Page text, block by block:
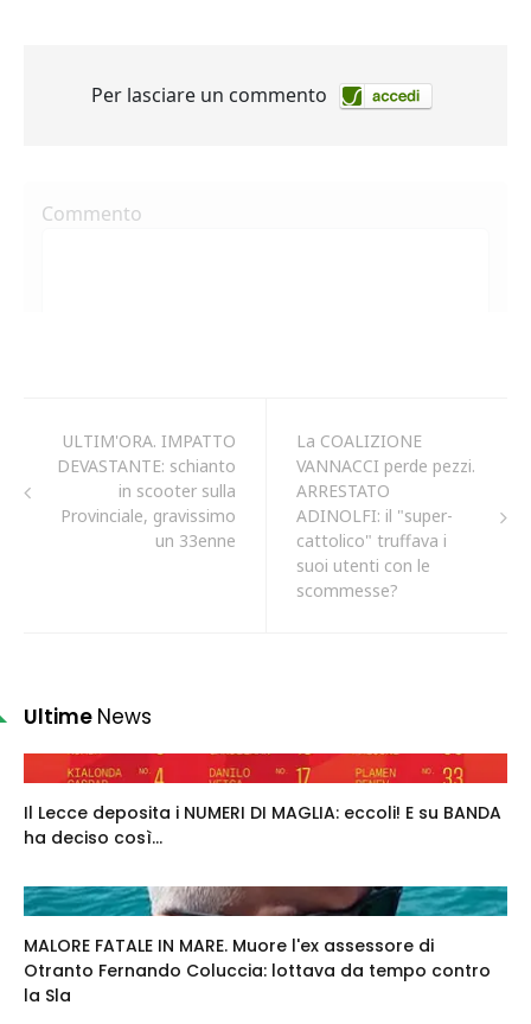
ULTIM'ORA. IMPATTO
DEVASTANTE: schianto
in scooter sulla
Provinciale, gravissimo
un 33enne
La COALIZIONE
VANNACCI perde pezzi.
ARRESTATO
ADINOLFI: il "super-
cattolico" truffava i
suoi utenti con le
scommesse?
Ultime News
Il Lecce deposita i NUMERI DI MAGLIA: eccoli! E su BANDA
ha deciso così...
MALORE FATALE IN MARE. Muore l'ex assessore di
Otranto Fernando Coluccia: lottava da tempo contro
la Sla